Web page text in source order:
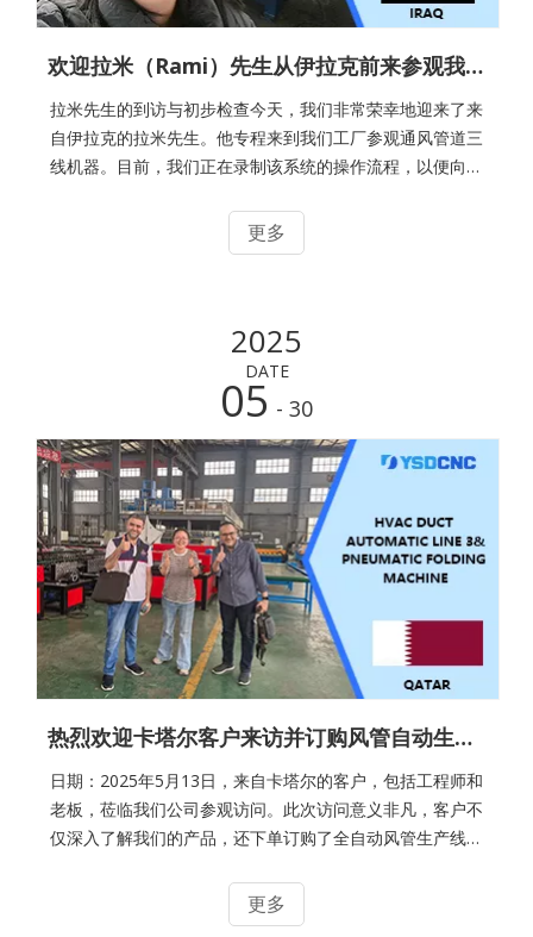
欢迎拉米（Rami）先生从伊拉克前来参观我们的风管车间并订购通风管道三线机器
拉米先生的到访与初步检查今天，我们非常荣幸地迎来了来
自伊拉克的拉米先生。他专程来到我们工厂参观通风管道三
线机器。目前，我们正在录制该系统的操作流程，以便向他
项先进设备，旨在显著提高生产效率。拉米先生对了解其操
作的每一个细节都表现出浓厚的兴趣，从最初的设备设置到
望。根据拉米先生要求定制生产我们的善锻自动通风管道三
线机器以其高精度的生产能力而闻名。按照拉米先生的具体
要求，该机器成功生产出了"L"形和"口"形的风管组件。这些
组件对于构建高效的通风管
更多
2025
DATE
05 - 30
热烈欢迎卡塔尔客户来访并订购风管自动生产线
日期：2025年5月13日，来自卡塔尔的客户，包括工程师和
老板，莅临我们公司参观访问。此次访问意义非凡，客户不
仅深入了解我们的产品，还下单订购了全自动风管生产线，
往工厂考虑到这是客户首次来到中国，我们安排专人到酒店
迎接，并将他们接到我们公司工厂。一路上，大家亲切交
更多